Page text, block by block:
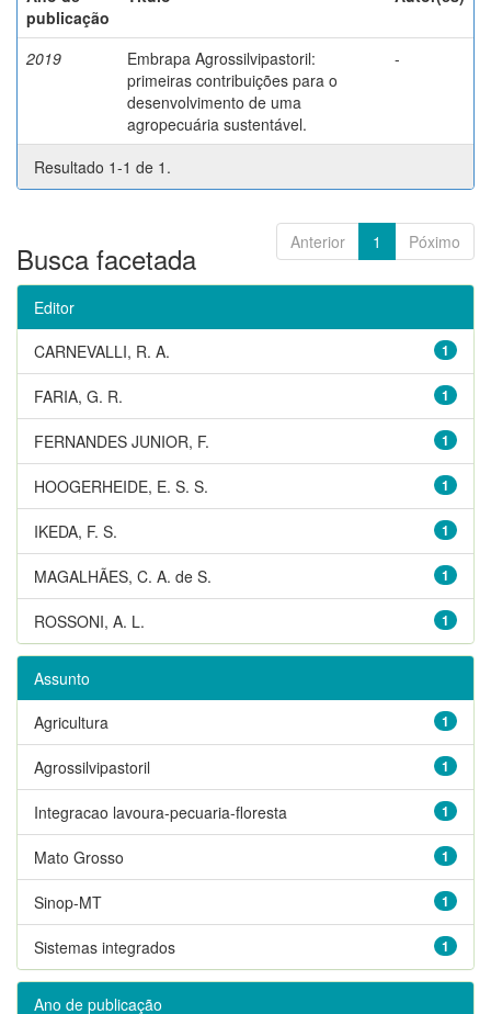
publicação
2019
Embrapa Agrossilvipastoril:
primeiras contribuições para o
desenvolvimento de uma
agropecuária sustentável.
-
Resultado 1-1 de 1.
Anterior 1 Póximo
Busca facetada
Editor
1
CARNEVALLI, R. A.
1
FARIA, G. R.
1
FERNANDES JUNIOR, F.
1
HOOGERHEIDE, E. S. S.
1
IKEDA, F. S.
1
MAGALHÃES, C. A. de S.
1
ROSSONI, A. L.
Assunto
1
Agricultura
1
Agrossilvipastoril
1
Integracao lavoura-pecuaria-floresta
1
Mato Grosso
1
Sinop-MT
1
Sistemas integrados
Ano de publicação